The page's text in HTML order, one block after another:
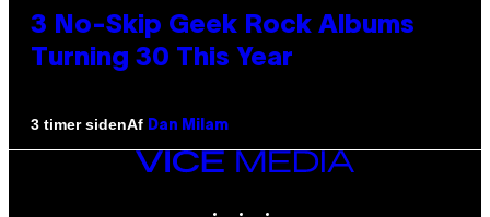
3 No-Skip Geek Rock Albums
Turning 30 This Year
3 timer sidenAf Dan Milam
VICE
MEDIA